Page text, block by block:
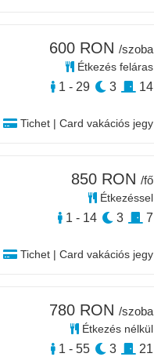
Tichet | Card vakációs jegy
600 RON /szoba
Étkezés feláras
1 - 29 3 14
Tichet | Card vakációs jegy
850 RON /fő
Étkezéssel
1 - 14 3 7
780 RON /szoba
Étkezés nélkül
1 - 55 3 21